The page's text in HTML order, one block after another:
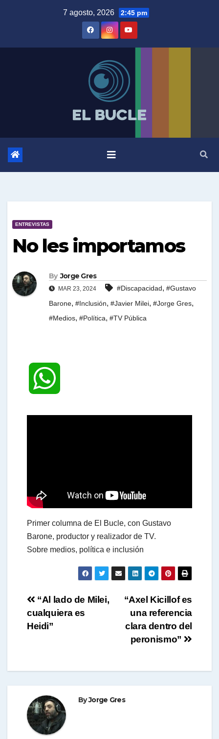
7 agosto, 2026 2:45 pm
ENTREVISTAS
No les importamos
By Jorge Gres
MAR 23, 2024 #Discapacidad, #Gustavo
Barone, #Inclusión, #Javier Milei, #Jorge Gres,
#Medios, #Política, #TV Pública
A
p
Primer columna de El Bucle, con Gustavo
Barone, productor y realizador de TV.
Sobre medios, política e inclusión
Navegación
de
“Axel Kicillof es
una referencia
clara dentro del
peronismo”
“Al lado de Milei,
cualquiera es
Heidi”
ByJorge Gres